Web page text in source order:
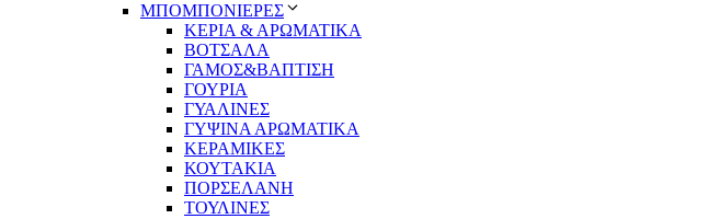
ΜΠΟΜΠΟΝΙΕΡΕΣ
ΚΕΡΙΑ & ΑΡΩΜΑΤΙΚΑ
ΒΟΤΣΑΛΑ
ΓΑΜΟΣ&ΒΑΠΤΙΣΗ
ΓΟΥΡΙΑ
ΓΥΑΛΙΝΕΣ
ΓΥΨΙΝΑ ΑΡΩΜΑΤΙΚΑ
ΚΕΡΑΜΙΚΕΣ
ΚΟΥΤΑΚΙΑ
ΠΟΡΣΕΛΑΝΗ
ΤΟΥΛΙΝΕΣ